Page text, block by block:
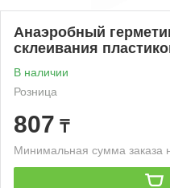
Анаэробный
склеивания
В наличии
Розница
807 ₸
Минимальная сумма заказа